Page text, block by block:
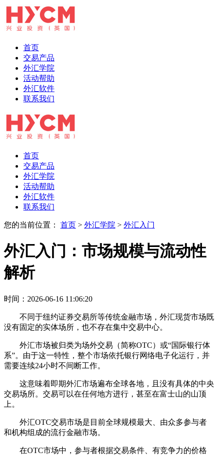
首页
交易产品
外汇学院
活动帮助
外汇软件
联系我们
首页
交易产品
外汇学院
活动帮助
外汇软件
联系我们
您的当前位置： 首页 > 外汇学院 > 外汇入门
外汇入门：市场规模与流动性
解析
时间：2026-06-16 11:06:20
不同于纽约证券交易所等传统金融市场，外汇现货市场既
没有固定的实体场所，也不存在集中交易中心。
外汇市场被归类为场外交易（简称OTC）或“国际银行体
系”。由于这一特性，整个市场依托银行网络电子化运行，并
需要连续24小时不间断工作。
这意味着即期外汇市场遍布全球各地，且没有具体的中央
交易场所。交易可以在任何地方进行，甚至在富士山的山顶
上。
外汇OTC交易市场是目前全球规模最大、由众多参与者
和机构组成的流行金融市场。
在OTC市场中，参与者根据交易条件、有竞争力的价格